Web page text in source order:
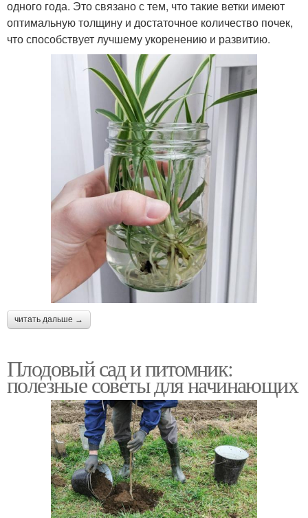
одного года. Это связано с тем, что такие ветки имеют
оптимальную толщину и достаточное количество почек,
что способствует лучшему укоренению и развитию.
читать дальше →
Плодовый сад и питомник:
полезные советы для начинающих